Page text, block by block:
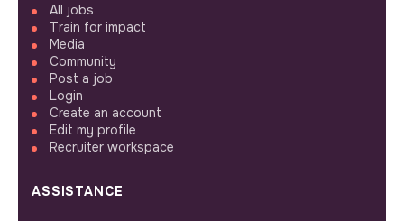
All jobs
Train for impact
Media
Community
Post a job
Login
Create an account
Edit my profile
Recruiter workspace
ASSISTANCE